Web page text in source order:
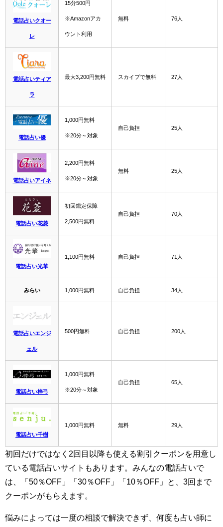
電話占いクオー
レ
15分500円
※Amazonアカ
ウント利用
無料 76人
電話占いティア
ラ
最大3,200円無料 スカイプで無料 27人
電話占い優
1,000円無料
※20分～対象
自己負担 25人
電話占いアイネ
2,200円無料
※20分～対象
無料 25人
電話占い花菱
初回鑑定保障
2,500円無料
自己負担 70人
電話占い光華
1,100円無料 自己負担 71人
みらい 1,000円無料 自己負担 34人
電話占いエンジ
ェル
500円無料 自己負担 200人
電話占い梓弓
1,000円無料
※20分～対象
自己負担 65人
電話占い千樹
1,000円無料 無料 29人
初回だけではなく2回目以降も使える割引クーポンを用意し
ている電話占いサイトもあります。みんなの電話占いで
は、「50％OFF」「30％OFF」「10％OFF」と、3回まで
クーポンがもらえます。
悩みによっては一度の相談で解決できず、何度も占い師に